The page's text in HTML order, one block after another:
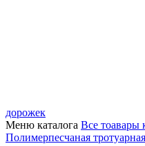
дорожек
Меню каталога Все тоавары
Полимерпесчаная